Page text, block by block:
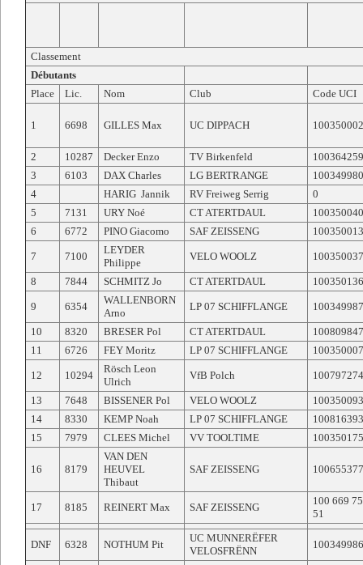
Classement
Débutants
Place
Lic. Nom Club Code UCI
1 6698 GILLES Max UC DIPPACH
2 10287 Decker Enzo TV Birkenfeld
3
6103 DAX Charles LG BERTRANGE
4
HARIG Jannik RV Freiweg Serrig
0
5
7131 URY Noé CT ATERTDAUL
6
6772 PINO Giacomo SAF ZEISSENG
7 7100
LEYDER
Philippe
VELO WOOLZ
8 7844 SCHMITZ Jo CT ATERTDAUL
9 6354
WALLENBORN
Arno
LP 07 SCHIFFLANGE
10 8320 BRESER Pol CT ATERTDAUL
11
6726 FEY Moritz LP 07 SCHIFFLANGE
12 10294
Rösch Leon
Ulrich
VfB Polch
13 7648 BISSENER Pol VELO WOOLZ
14
8330 KEMP Noah LP 07 SCHIFFLANGE
15
7979 CLEES Michel VV TOOLTIME
16 8179
VAN DEN
HEUVEL
Thibaut
SAF ZEISSENG
17 8185 REINERT Max SAF ZEISSENG
100 669
51
DNF 6328 NOTHUM Pit
UC MUNNERËFER
VELOSFRËNN